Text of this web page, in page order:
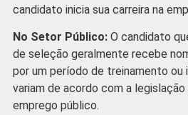
candidato inicia sua carreira na
No Setor Público:O candidato
de seleção geralmente recebe
por um período de treinamento ou
variam de acordo com a
emprego público.